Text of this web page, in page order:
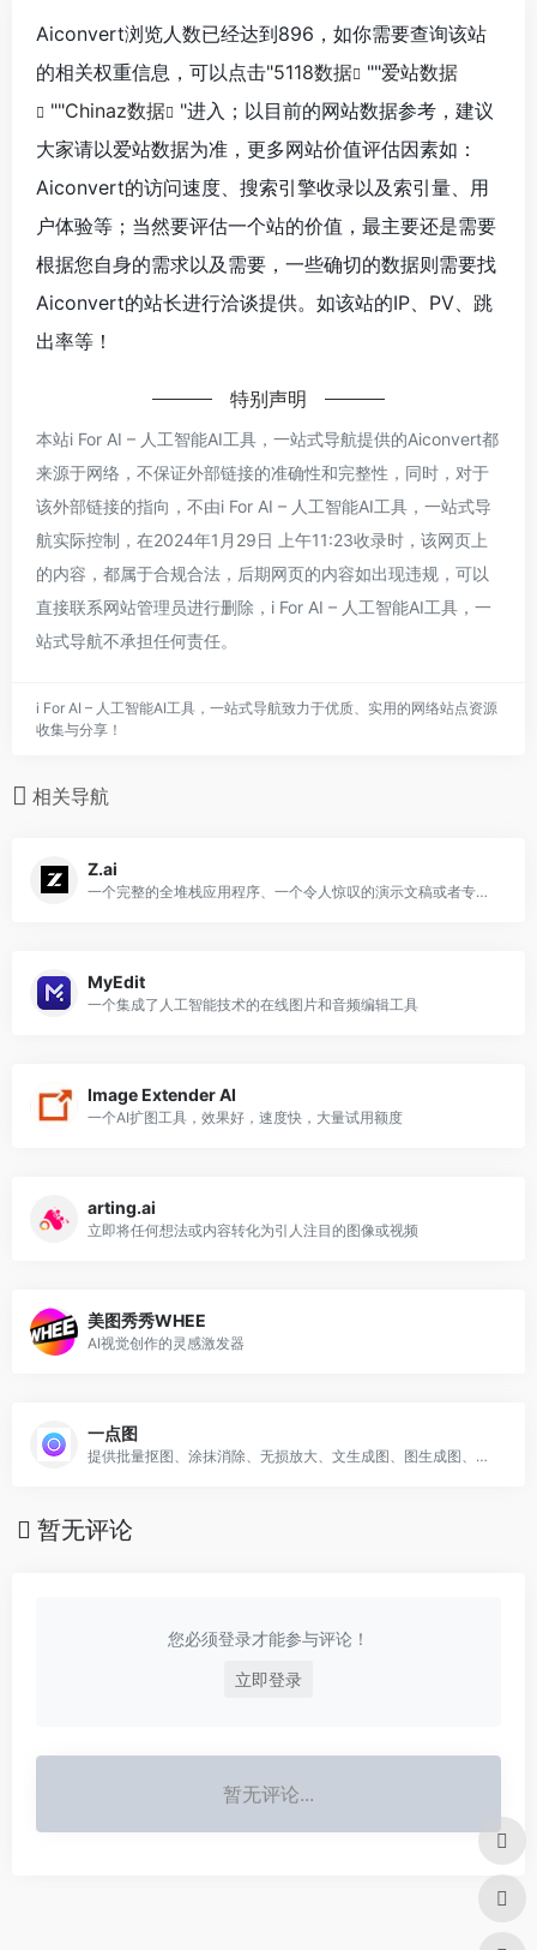
Aiconvert浏览人数已经达到896，如你需要查询该站
的相关权重信息，可以点击"5118数据 ""爱站数据
""Chinaz数据
"进入；以目前的网站数据参考，建议
大家请以爱站数据为准，更多网站价值评估因素如：
Aiconvert的访问速度、搜索引擎收录以及索引量、用
户体验等；当然要评估一个站的价值，最主要还是需要
根据您自身的需求以及需要，一些确切的数据则需要找
Aiconvert的站长进行洽谈提供。如该站的IP、PV、跳
出率等！
特别声明
本站i For AI – 人工智能AI工具，一站式导航提供的Aiconvert都
来源于网络，不保证外部链接的准确性和完整性，同时，对于
该外部链接的指向，不由i For AI – 人工智能AI工具，一站式导
航实际控制，在2024年1月29日 上午11:23收录时，该网页上
的内容，都属于合规合法，后期网页的内容如出现违规，可以
直接联系网站管理员进行删除，i For AI – 人工智能AI工具，一
站式导航不承担任何责任。
i For AI – 人工智能AI工具，一站式导航致力于优质、实用的网络站点资源
收集与分享！
相关导航
Z.ai
一个完整的全堆栈应用程序、一个令人惊叹的演示文稿或者专业级的写作ーー然后立即得到结果
MyEdit
一个集成了人工智能技术的在线图片和音频编辑工具
Image Extender AI
一个AI扩图工具，效果好，速度快，大量试用额度
arting.ai
立即将任何想法或内容转化为引人注目的图像或视频
美图秀秀WHEE
AI视觉创作的灵感激发器
一点图
提供批量抠图、涂抹消除、无损放大、文生成图、图生成图、扩图、移除图片文字、换背景等多项功能
暂无评论
您必须登录才能参与评论！
立即登录
暂无评论...